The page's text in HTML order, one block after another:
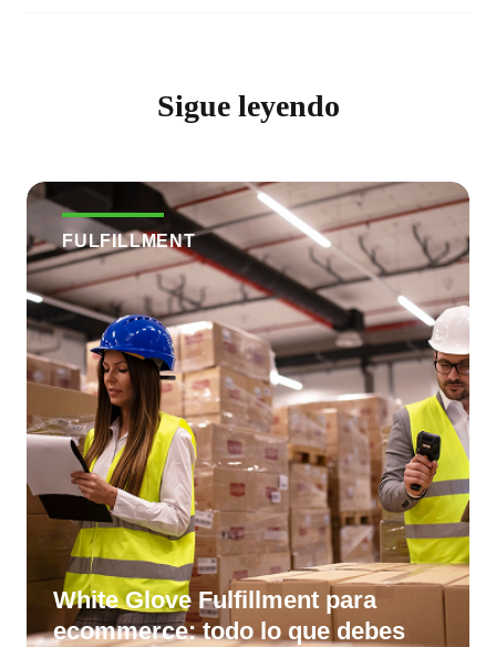
Sigue leyendo
FULFILLMENT
White Glove Fulfillment para
ecommerce: todo lo que debes